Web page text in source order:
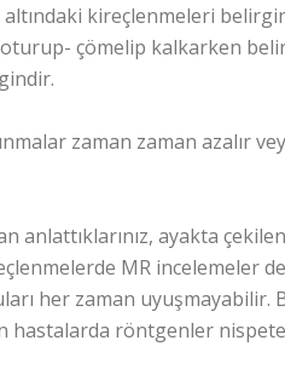
kireçlenmeleri
çömelip kalkarken
zaman zaman azalır
anlattıklarınız, ayakta
MR incelemeler
her zaman
hastalarda röntgenler